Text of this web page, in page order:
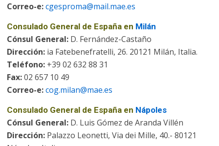
Correo-e:cgesproma@mail.mae.es
Consulado General de España en Milán
Cónsul General: D. Fernández-Castaño
Dirección: ia Fatebenefratelli, 26. 20121 Milán, Italia.
Teléfono: +39 02 632 88 31
Fax:02 657 10 49
Correo-e:cog.milan@mae.es
Consulado General de España en Nápoles
Cónsul General: D. Luis Gómez de Aranda Villén
Dirección: Palazzo Leonetti, Via dei Mille, 40.- 80121